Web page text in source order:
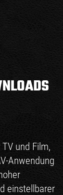
und Film,
Anwendung
einstellbarer